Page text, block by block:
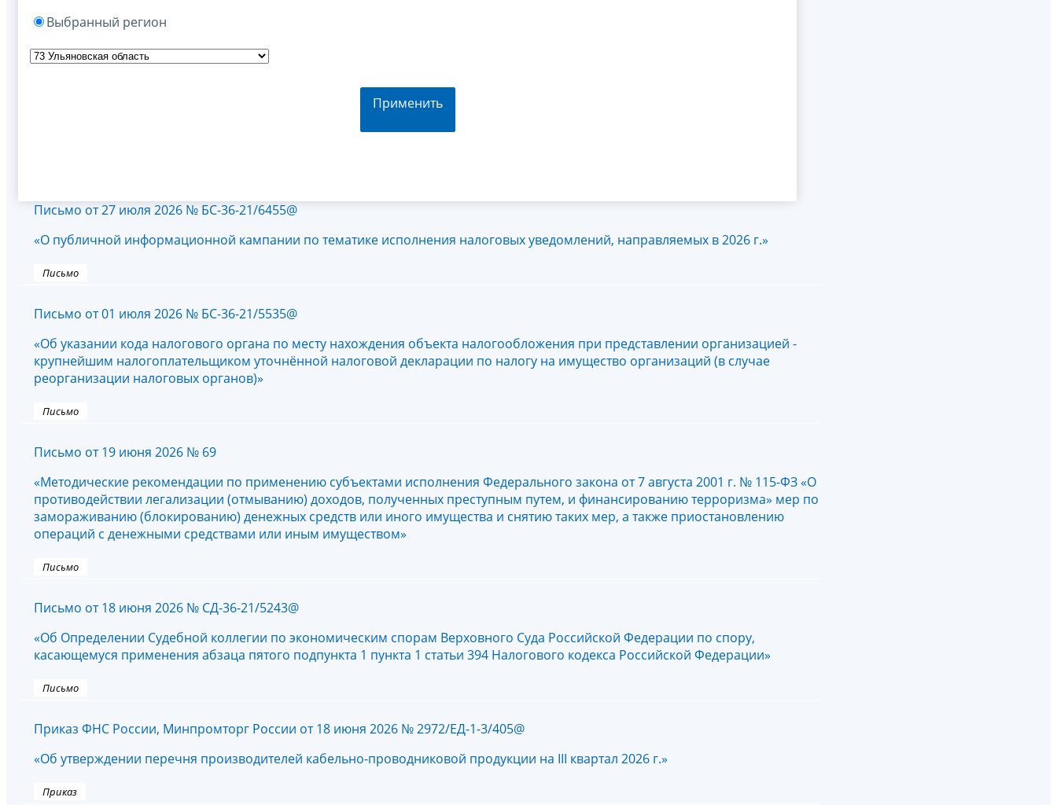
Выбранный регион
Применить
Письмо от 27 июля 2026 № БС-36-21/6455@
«О публичной информационной кампании по тематике исполнения налоговых уведомлений, направляемых в 2026 г.»
Письмо
Письмо от 01 июля 2026 № БС-36-21/5535@
«Об указании кода налогового органа по месту нахождения объекта налогообложения при представлении организацией -
крупнейшим налогоплательщиком уточнённой налоговой декларации по налогу на имущество организаций (в случае
реорганизации налоговых органов)»
Письмо
Письмо от 19 июня 2026 № 69
«Методические рекомендации по применению субъектами исполнения Федерального закона от 7 августа 2001 г. № 115-ФЗ «О
противодействии легализации (отмыванию) доходов, полученных преступным путем, и финансированию терроризма» мер по
замораживанию (блокированию) денежных средств или иного имущества и снятию таких мер, а также приостановлению
операций с денежными средствами или иным имуществом»
Письмо
Письмо от 18 июня 2026 № СД-36-21/5243@
«Об Определении Судебной коллегии по экономическим спорам Верховного Суда Российской Федерации по спору,
касающемуся применения абзаца пятого подпункта 1 пункта 1 статьи 394 Налогового кодекса Российской Федерации»
Письмо
Приказ ФНС России, Минпромторг России от 18 июня 2026 № 2972/ЕД-1-3/405@
«Об утверждении перечня производителей кабельно-проводниковой продукции на III квартал 2026 г.»
Приказ